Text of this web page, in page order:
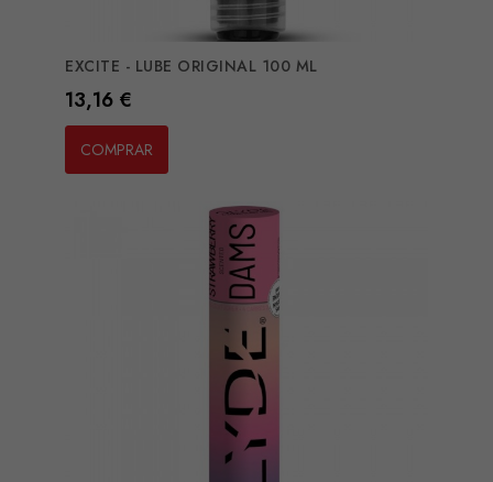
EXCITE - LUBE ORIGINAL 100 ML
Preço
13,16 €
COMPRAR